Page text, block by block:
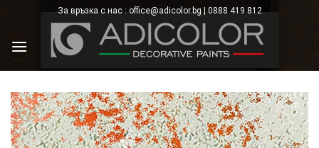
content
За връзка с нас : office@adicolor.bg | 0888 419 812
×